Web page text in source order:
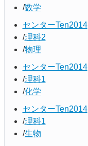
数学
センターTen2014
理科2
物理
センターTen2014
理科1
化学
センターTen2014
理科1
生物